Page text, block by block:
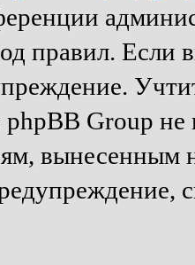
правил.
Group не
вынесенным